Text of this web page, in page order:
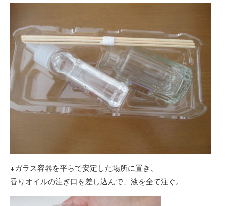
↓ガラス容器を平らで安定した場所に置き、
香りオイルの注ぎ口を差し込んで、液を全て注ぐ。